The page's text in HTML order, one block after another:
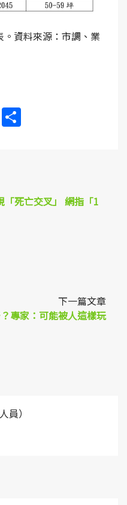
資料來源：市調、業
Copy
Link
死亡交叉」 網指「1
下一篇文章
專家：可能被人這樣玩
員）